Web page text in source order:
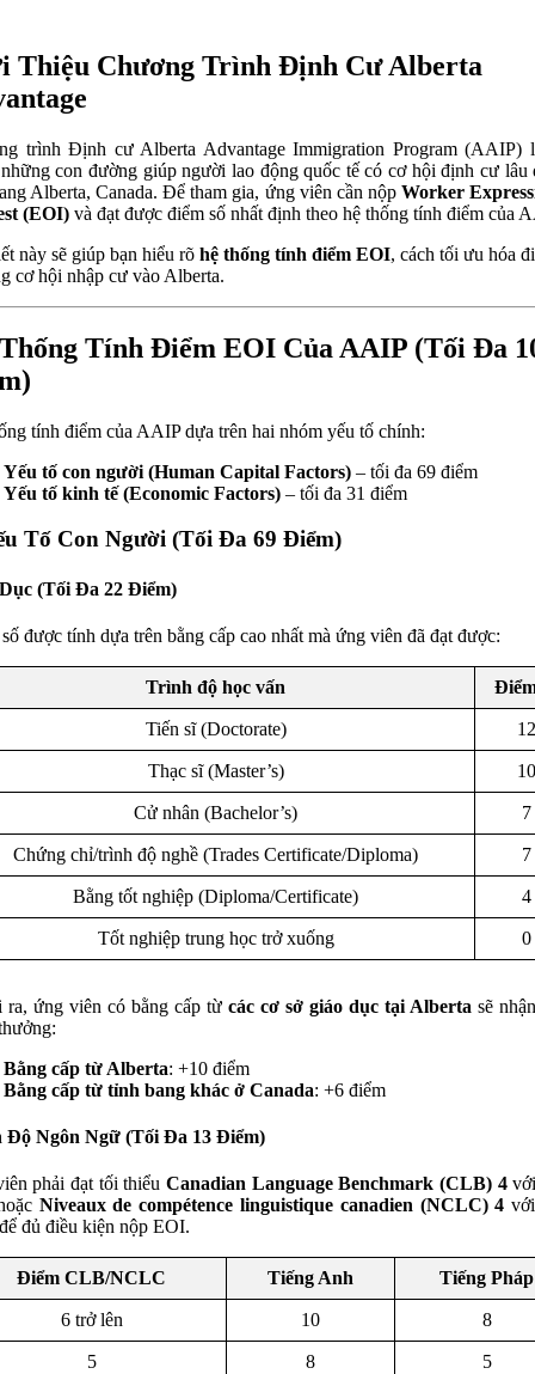
Thiệu Chương Trình Định Cư Alberta
trình Định cư Alberta Advantage Immigration Program (AAIP)
con đường giúp người lao động quốc tế có cơ hội định cư lâu
Alberta, Canada. Để tham gia, ứng viên cần nộp Worker
(EOI) và đạt được điểm số nhất định theo hệ thống tính điểm của
này sẽ giúp bạn hiểu rõ hệ thống tính điểm EOI, cách tối ưu hóa
cơ hội nhập cư vào Alberta.
Tính Điểm EOI Của AAIP (Tối Đa
tính điểm của AAIP dựa trên hai nhóm yếu tố chính:
Yếu tố con người (Human Capital Factors) – tối đa 69 điểm
Yếu tố kinh tế (Economic Factors) – tối đa 31 điểm
Tố Con Người (Tối Đa 69 Điểm)
(Tối Đa 22 Điểm)
được tính dựa trên bằng cấp cao nhất mà ứng viên đã đạt được:
Trình độ học vấn
Tiến sĩ (Doctorate) 12
Thạc sĩ (Master’s) 10
Cử nhân (Bachelor’s) 7
Chứng chỉ/trình độ nghề (Trades Certificate/Diploma) 7
Bằng tốt nghiệp (Diploma/Certificate) 4
Tốt nghiệp trung học trở xuống 0
ra, ứng viên có bằng cấp từ các cơ sở giáo dục tại Alberta sẽ
Bằng cấp từ Alberta: +10 điểm
Bằng cấp từ tỉnh bang khác ở Canada: +6 điểm
Độ Ngôn Ngữ (Tối Đa 13 Điểm)
phải đạt tối thiểu Canadian Language Benchmark (CLB) 4
Niveaux de compétence linguistique canadien (NCLC) 4
đủ điều kiện nộp EOI.
Điểm CLB/NCLC Tiếng Anh Tiếng Pháp
6 trở lên 10 8
5 8 5